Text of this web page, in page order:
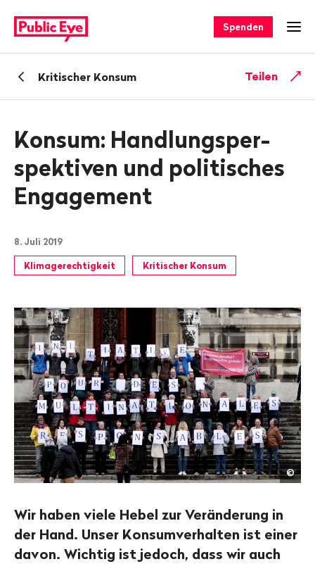
auf
publiceye.ch
Spenden
ZurückKritischer Konsum Teilen
Konsum: Handlungs­per­
spek­tiven und politi­sches
Enga­gement
8. Juli 2019
Klimagerechtigkeit Kritischer Konsum
©
Wir haben viele Hebel zur Veränderung in
der Hand. Unser Konsumverhalten ist einer
davon. Wichtig ist jedoch, dass wir auch